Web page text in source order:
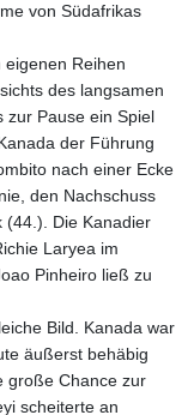
von Südafrikas
Reihen
des langsamen
zur Pause ein Spiel
der Führung
nach einer Ecke
den Nachschuss
(44.). Die Kanadier
Laryea im
Pinheiro ließ zu
Bild. Kanada war
äußerst behäbig
große Chance zur
scheiterte an